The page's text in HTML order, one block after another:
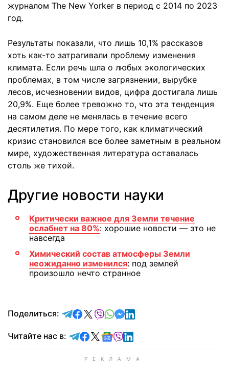
журналом The New Yorker в период с 2014 по 2023
год.
Результаты показали, что лишь 10,1% рассказов
хоть как-то затрагивали проблему изменения
климата. Если речь шла о любых экологических
проблемах, в том числе загрязнении, вырубке
лесов, исчезновении видов, цифра достигала лишь
20,9%. Еще более тревожно то, что эта тенденция
на самом деле не менялась в течение всего
десятилетия. По мере того, как климатический
кризис становился все более заметным в реальном
мире, художественная литература оставалась
столь же тихой.
Другие новости науки
Критически важное для Земли течение
ослабнет на 80%: хорошие новости — это не
навсегда
Химический состав атмосферы Земли
неожиданно изменился: под землей
произошло нечто странное
Поделиться: отправить в Telegram
поделиться в Facebook
поделиться в X
отправить в Viber
отправить в Whatsapp
отправить в Messenger
отправить в LinkedIn
Читайте нас в: Читайте в Telegram
Читайте в Facebook
Читайте в X
Читайте в Google news
Читайте в Viber
Читайте в LinkedIn